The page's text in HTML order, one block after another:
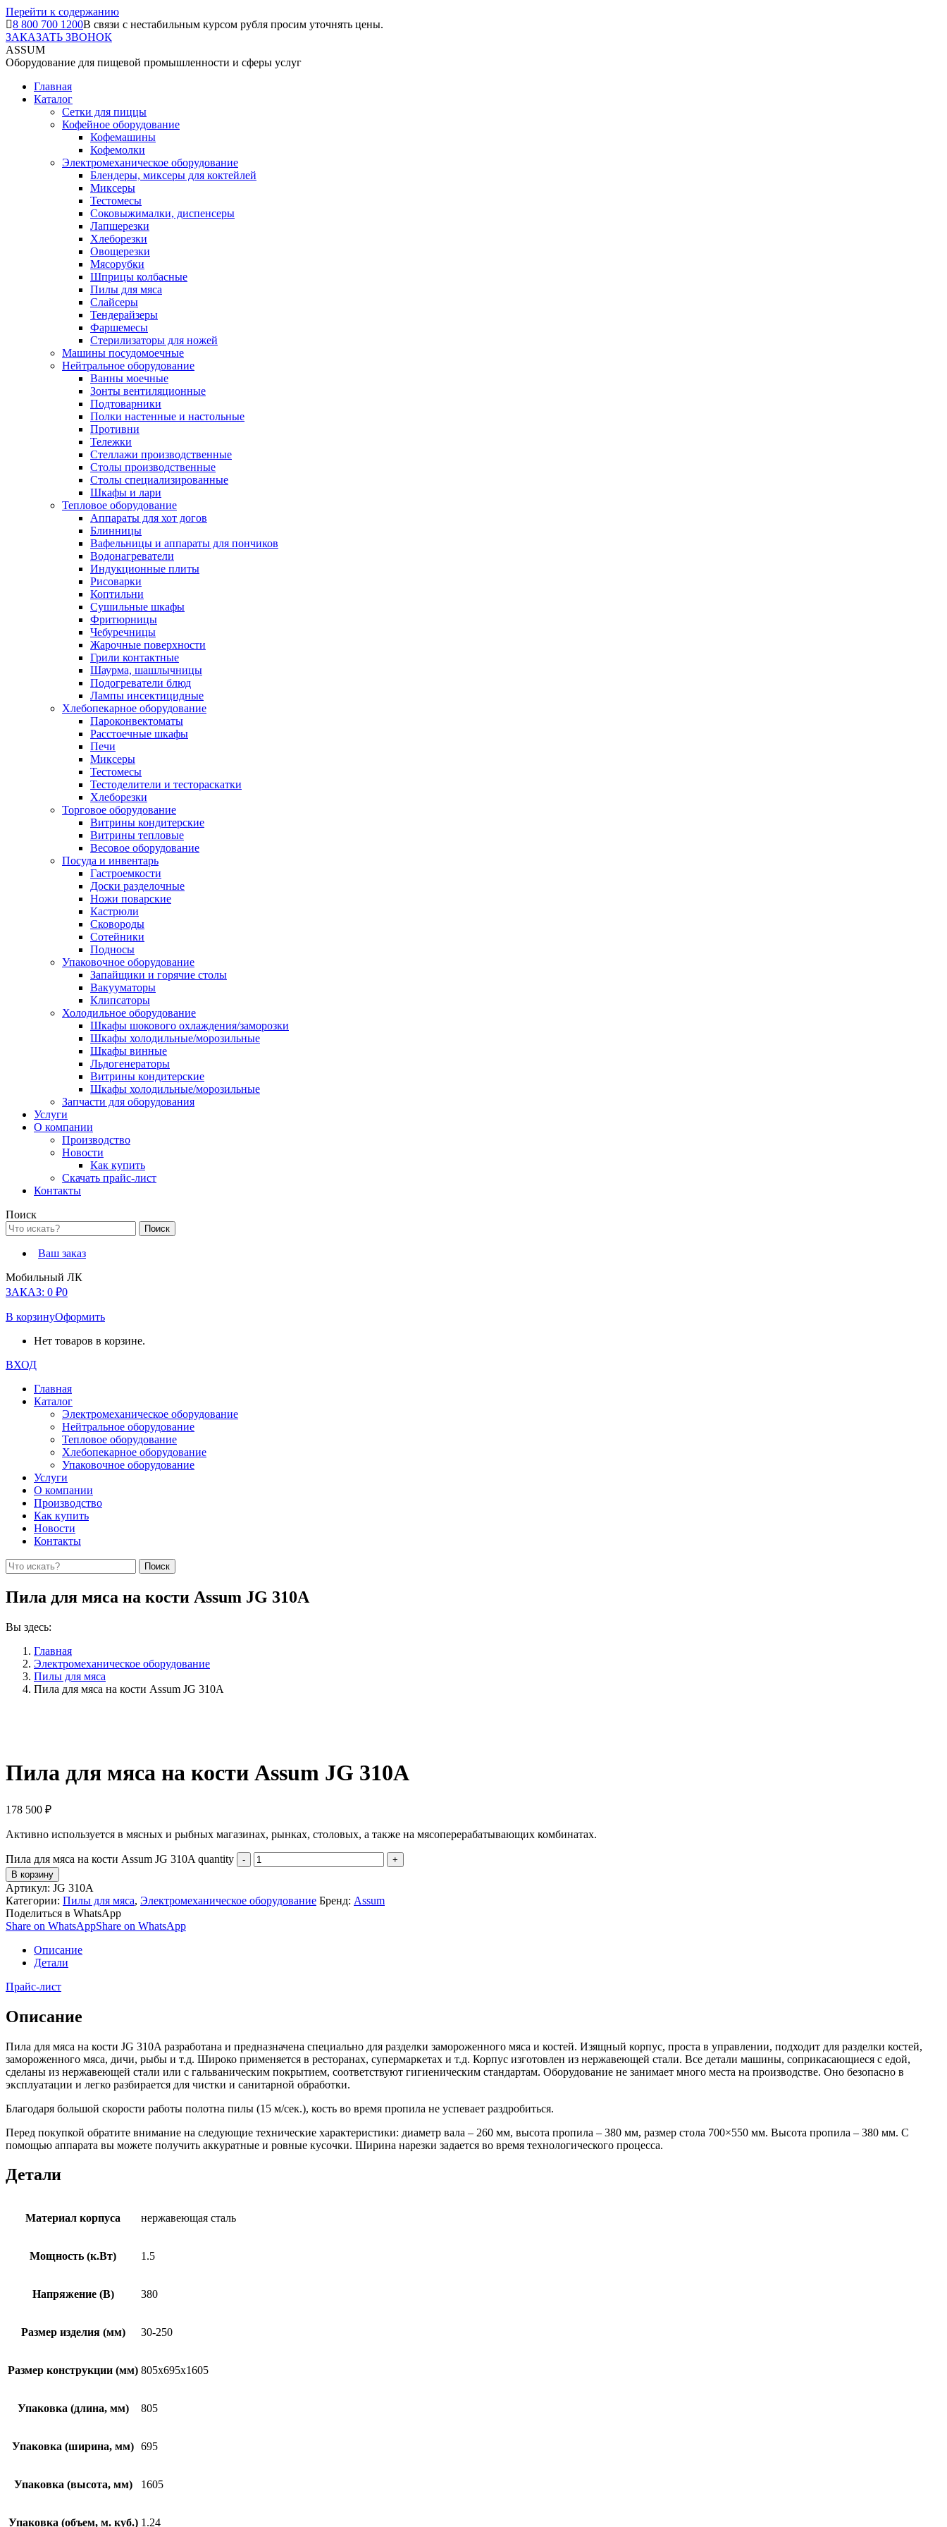
Перейти к содержанию
8 800 700 1200В связи с нестабильным курсом рубля просим уточнять цены.
ЗАКАЗАТЬ ЗВОНОК
ASSUM
Оборудование для пищевой промышленности и сферы услуг
Главная
Каталог
Сетки для пиццы
Кофейное оборудование
Кофемашины
Кофемолки
Электромеханическое оборудование
Блендеры, миксеры для коктейлей
Миксеры
Тестомесы
Соковыжималки, диспенсеры
Лапшерезки
Хлеборезки
Овощерезки
Мясорубки
Шприцы колбасные
Пилы для мяса
Слайсеры
Тендерайзеры
Фаршемесы
Стерилизаторы для ножей
Машины посудомоечные
Нейтральное оборудование
Ванны моечные
Зонты вентиляционные
Подтоварники
Полки настенные и настольные
Противни
Тележки
Стеллажи производственные
Столы производственные
Столы специализированные
Шкафы и лари
Тепловое оборудование
Аппараты для хот догов
Блинницы
Вафельницы и аппараты для пончиков
Водонагреватели
Индукционные плиты
Рисоварки
Коптильни
Сушильные шкафы
Фритюрницы
Чебуречницы
Жарочные поверхности
Грили контактные
Шаурма, шашлычницы
Подогреватели блюд
Лампы инсектицидные
Хлебопекарное оборудование
Пароконвектоматы
Расстоечные шкафы
Печи
Миксеры
Тестомесы
Тестоделители и тестораскатки
Хлеборезки
Торговое оборудование
Витрины кондитерские
Витрины тепловые
Весовое оборудование
Посуда и инвентарь
Гастроемкости
Доски разделочные
Ножи поварские
Кастрюли
Сковороды
Сотейники
Подносы
Упаковочное оборудование
Запайщики и горячие столы
Вакууматоры
Клипсаторы
Холодильное оборудование
Шкафы шокового охлаждения/заморозки
Шкафы холодильные/морозильные
Шкафы винные
Льдогенераторы
Витрины кондитерские
Шкафы холодильные/морозильные
Запчасти для оборудования
Услуги
О компании
Производство
Новости
Как купить
Скачать прайс-лист
Контакты
Поиск
Ваш заказ
Мобильный ЛК
ЗАКАЗ: 0 ₽0
В корзинуОформить
Нет товаров в корзине.
ВХОД
Главная
Каталог
Электромеханическое оборудование
Нейтральное оборудование
Тепловое оборудование
Хлебопекарное оборудование
Упаковочное оборудование
Услуги
О компании
Производство
Как купить
Новости
Контакты
Пила для мяса на кости Assum JG 310A
Вы здесь:
Главная
Электромеханическое оборудование
Пилы для мяса
Пила для мяса на кости Assum JG 310A
Пила для мяса на кости Assum JG 310A
178 500 ₽
Активно используется в мясных и рыбных магазинах, рынках, столовых, а также на мясоперерабатывающих комбинатах.
Пила для мяса на кости Assum JG 310A quantity
В корзину
Артикул: JG 310A
Категории: Пилы для мяса, Электромеханическое оборудование Бренд: Assum
Поделиться в WhatsApp
Share on WhatsAppShare on WhatsApp
Описание
Детали
Прайс-лист
Описание
Пила для мяса на кости JG 310A разработана и предназначена специально для разделки замороженного мяса и костей. Изящный корпус, проста в управлении, подходит для разделки костей,
замороженного мяса, дичи, рыбы и т.д. Широко применяется в ресторанах, супермаркетах и т.д. Корпус изготовлен из нержавеющей стали. Все детали машины, соприкасающиеся с едой,
сделаны из нержавеющей стали или с гальваническим покрытием, соответствуют гигиеническим стандартам. Оборудование не занимает много места на производстве. Оно безопасно в
эксплуатации и легко разбирается для чистки и санитарной обработки.
Благодаря большой скорости работы полотна пилы (15 м/сек.), кость во время пропила не успевает раздробиться.
Перед покупкой обратите внимание на следующие технические характеристики: диаметр вала – 260 мм, высота пропила – 380 мм, размер стола 700×550 мм. Высота пропила – 380 мм. С
помощью аппарата вы можете получить аккуратные и ровные кусочки. Ширина нарезки задается во время технологического процесса.
Детали
Материал корпуса нержавеющая сталь
Мощность (к.Вт) 1.5
Напряжение (В) 380
Размер изделия (мм) 30-250
Размер конструкции (мм) 805х695х1605
Упаковка (длина, мм) 805
Упаковка (ширина, мм) 695
Упаковка (высота, мм) 1605
Упаковка (объем, м. куб.) 1.24